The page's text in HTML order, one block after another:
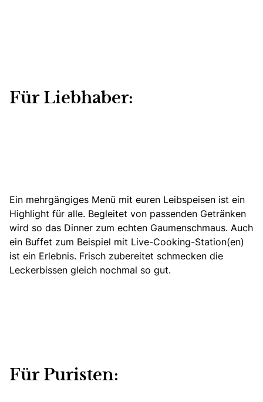
Für Liebhaber:
Ein mehrgängiges Menü mit euren Leibspeisen ist ein
Highlight für alle. Begleitet von passenden Getränken
wird so das Dinner zum echten Gaumenschmaus. Auch
ein Buffet zum Beispiel mit Live-Cooking-Station(en)
ist ein Erlebnis. Frisch zubereitet schmecken die
Leckerbissen gleich nochmal so gut.
Für Puristen: